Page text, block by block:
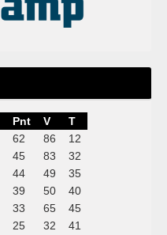
Pnt V
T
62 86
12
45 83
32
44 49
35
39 50
40
33 65
45
25 32
41